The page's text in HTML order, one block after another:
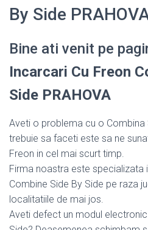
By Side
Bine ati venit pe
Incarcari Cu Freon
Side PRAHOVA
Aveti o problema cu o Combina
trebuie sa faceti este sa ne
Freon in cel mai scurt timp.
Firma noastra este specializata
Combine Side By Side pe raza
localitatiile de mai jos.
Aveti defect un modul